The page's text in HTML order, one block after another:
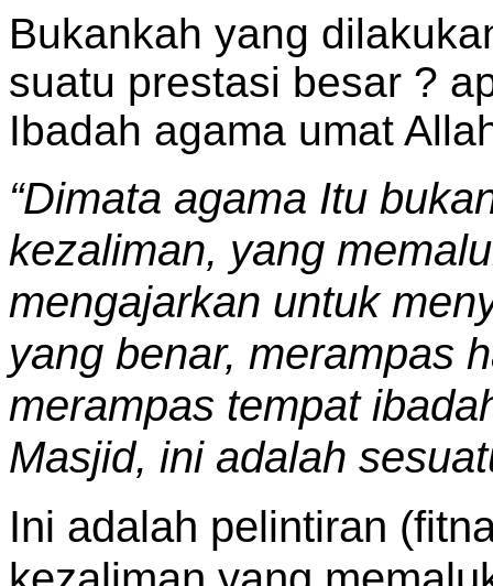
Bukankah yang
suatu prestasi besar ?
Ibadah agama umat
“Dimata agama Itu
kezaliman, yang
mengajarkan untuk
yang benar, merampas
merampas tempat
Masjid, ini adalah
Ini adalah pelintiran